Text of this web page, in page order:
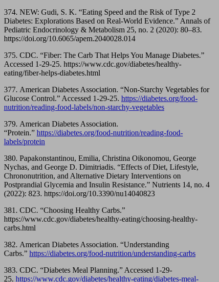
374. NEW: Gudi, S. K. “Eating Speed and the Risk of Type 2
Diabetes: Explorations Based on Real-World Evidence.” Annals of
Pediatric Endocrinology & Metabolism 25, no. 2 (2020): 80–83.
https://doi.org/10.6065/apem.2040028.014
375. CDC. “Fiber: The Carb That Helps You Manage Diabetes.”
Accessed 1-29-25. https://www.cdc.gov/diabetes/healthy-
eating/fiber-helps-diabetes.html
377. American Diabetes Association. “Non-Starchy Vegetables for
Glucose Control.” Accessed 1-29-25. https://diabetes.org/food-
nutrition/reading-food-labels/non-starchy-vegetables
379. American Diabetes Association.
“Protein.” https://diabetes.org/food-nutrition/reading-food-
labels/protein
380. Papakonstantinou, Emilia, Christina Oikonomou, George
Nychas, and George D. Dimitriadis. “Effects of Diet, Lifestyle,
Chrononutrition, and Alternative Dietary Interventions on
Postprandial Glycemia and Insulin Resistance.” Nutrients 14, no. 4
(2022): 823. https://doi.org/10.3390/nu14040823
381. CDC. “Choosing Healthy Carbs.”
https://www.cdc.gov/diabetes/healthy-eating/choosing-healthy-
carbs.html
382. American Diabetes Association. “Understanding
Carbs.” https://diabetes.org/food-nutrition/understanding-carbs
383. CDC. “Diabetes Meal Planning.” Accessed 1-29-
25. https://www.cdc.gov/diabetes/healthy-eating/diabetes-meal-